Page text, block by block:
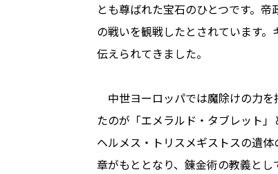
とも尊ばれた宝石のひとつです。
の戦いを観戦したとされています
伝えられてきました。
中世ヨーロッパでは魔除けの力
たのが「エメラルド・タブレット
ヘルメス・トリスメギストスの遺
章がもととなり、錬金術の教義と